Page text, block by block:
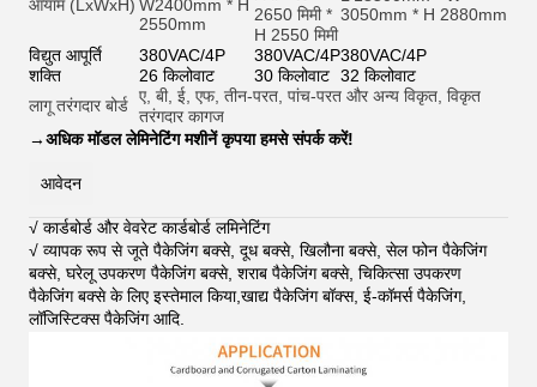
आयाम (LxWxH) W2400mm * H
2550mm
2650 मिमी *
H 2550 मिमी
3050mm * H 2880mm
विद्युत आपूर्ति 380VAC/4P 380VAC/4P380VAC/4P
शक्ति
26 किलोवाट 30 किलोवाट 32 किलोवाट
लागू तरंगदार बोर्ड ए, बी, ई, एफ, तीन-परत, पांच-परत और अन्य विकृत, विकृत
तरंगदार कागज
→अधिक मॉडल लेमिनेटिंग मशीनें कृपया हमसे संपर्क करें!
आवेदन
√ कार्डबोर्ड और वेवरेट कार्डबोर्ड लमिनेटिंग
√ व्यापक रूप से जूते पैकेजिंग बक्से, दूध बक्से, खिलौना बक्से, सेल फोन पैकेजिंग
बक्से, घरेलू उपकरण पैकेजिंग बक्से, शराब पैकेजिंग बक्से, चिकित्सा उपकरण
पैकेजिंग बक्से के लिए इस्तेमाल किया,खाद्य पैकेजिंग बॉक्स, ई-कॉमर्स पैकेजिंग,
लॉजिस्टिक्स पैकेजिंग आदि